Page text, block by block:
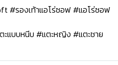
#รองเท้าแอโร่ซอฟ #แอโร่ซอฟ
ะแบบหนีบ #แตะหญิง #แตะชาย